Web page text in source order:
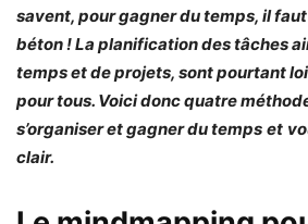
savent, pour gagner du temps, il
béton ! La planification des tâches
temps et de projets, sont pourtant
pour tous. Voici donc quatre
s’organiser et gagner du temps et
clair.